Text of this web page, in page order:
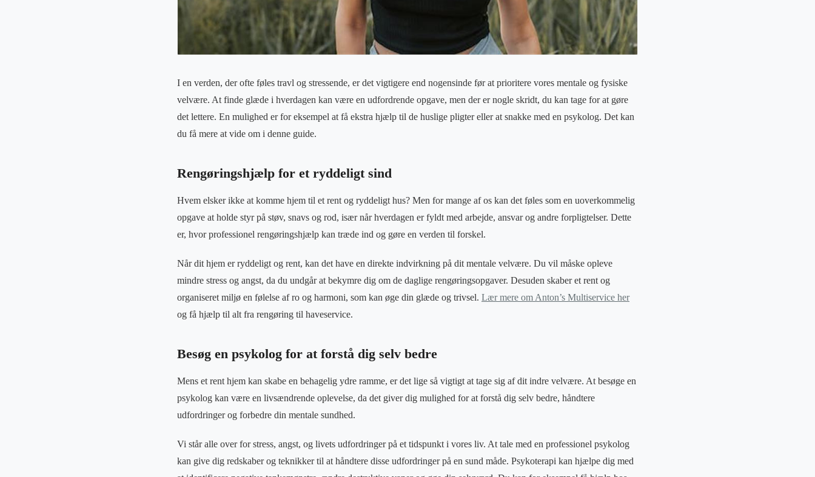
I en verden, der ofte føles travl og stressende, er det vigtigere end nogensinde før at prioritere vores mentale og fysiske
velvære. At finde glæde i hverdagen kan være en udfordrende opgave, men der er nogle skridt, du kan tage for at gøre
det lettere. En mulighed er for eksempel at få ekstra hjælp til de huslige pligter eller at snakke med en psykolog. Det kan
du få mere at vide om i denne guide.
Rengøringshjælp for et ryddeligt sind
Hvem elsker ikke at komme hjem til et rent og ryddeligt hus? Men for mange af os kan det føles som en uoverkommelig
opgave at holde styr på støv, snavs og rod, især når hverdagen er fyldt med arbejde, ansvar og andre forpligtelser. Dette
er, hvor professionel rengøringshjælp kan træde ind og gøre en verden til forskel.
Når dit hjem er ryddeligt og rent, kan det have en direkte indvirkning på dit mentale velvære. Du vil måske opleve
mindre stress og angst, da du undgår at bekymre dig om de daglige rengøringsopgaver. Desuden skaber et rent og
organiseret miljø en følelse af ro og harmoni, som kan øge din glæde og trivsel. Lær mere om Anton’s Multiservice her
og få hjælp til alt fra rengøring til haveservice.
Besøg en psykolog for at forstå dig selv bedre
Mens et rent hjem kan skabe en behagelig ydre ramme, er det lige så vigtigt at tage sig af dit indre velvære. At besøge en
psykolog kan være en livsændrende oplevelse, da det giver dig mulighed for at forstå dig selv bedre, håndtere
udfordringer og forbedre din mentale sundhed.
Vi står alle over for stress, angst, og livets udfordringer på et tidspunkt i vores liv. At tale med en professionel psykolog
kan give dig redskaber og teknikker til at håndtere disse udfordringer på en sund måde. Psykoterapi kan hjælpe dig med